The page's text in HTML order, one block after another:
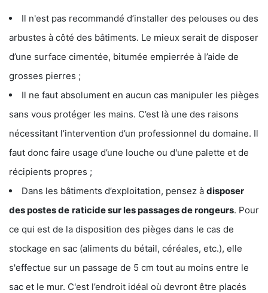
Il n'est pas recommandé d’installer des pelouses ou des
arbustes à côté des bâtiments. Le mieux serait de disposer
d’une surface cimentée, bitumée empierrée à l’aide de
grosses pierres ;
Il ne faut absolument en aucun cas manipuler les pièges
sans vous protéger les mains. C’est là une des raisons
nécessitant l’intervention d’un professionnel du domaine. Il
faut donc faire usage d’une louche ou d'une palette et de
récipients propres ;
Dans les bâtiments d’exploitation, pensez à disposer
des postes de raticide sur les passages de rongeurs. Pour
ce qui est de la disposition des pièges dans le cas de
stockage en sac (aliments du bétail, céréales, etc.), elle
s'effectue sur un passage de 5 cm tout au moins entre le
sac et le mur. C'est l’endroit idéal où devront être placés